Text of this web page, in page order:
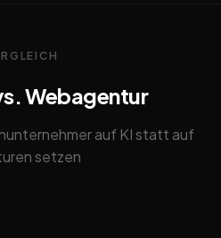
Webagentur
auf KI statt auf
setzen